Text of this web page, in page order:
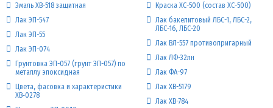
Эмаль ХВ-518 защитная
Лак ЭП-547
Лак ЭП-55
Лак ЭП-074
Грунтовка ЭП-057 (грунт ЭП-057) по
металлу эпоксидная
Цвета, фасовка и характеристики
ХВ‑0278
Краска ХС-500 (состав ХС-500)
Лак бакелитовый ЛБС-1, ЛБС-2,
ЛБС-16, ЛБС-20
Лак ВЛ-557 противопригарный
Лак ЛФ-32лн
Лак ФА-97
Лак ХВ-5179
Лак ХВ-784